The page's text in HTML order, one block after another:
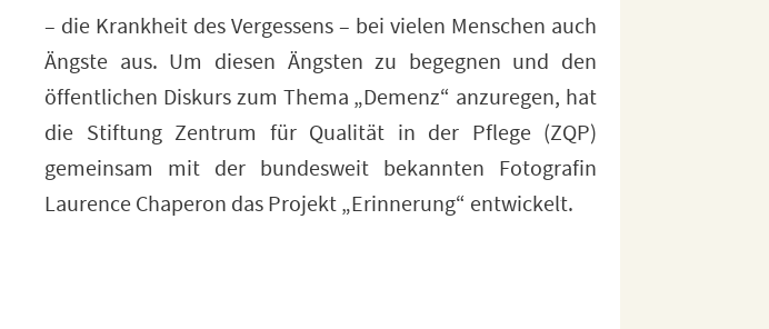
Laurence Chaperon das Projekt „Erinnerung“ entwickelt.